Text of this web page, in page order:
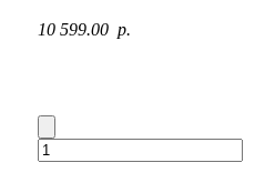
10 599.00 p.